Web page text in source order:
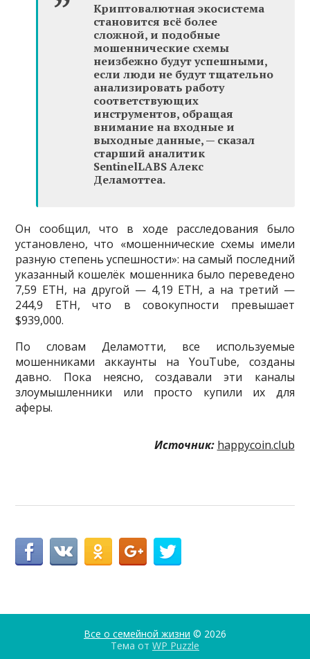
Криптовалютная экосистема
становится всё более
сложной, и подобные
мошеннические схемы
неизбежно будут успешными,
если люди не будут тщательно
анализировать работу
соответствующих
инструментов, обращая
внимание на входные и
выходные данные, — сказал
старший аналитик
SentinelLABS Алекс
Деламоттеа.
Он сообщил, что в ходе расследования было
установлено, что «мошеннические схемы имели
разную степень успешности»: на самый последний
указанный кошелёк мошенника было переведено
7,59 ETH, на другой — 4,19 ETH, а на третий —
244,9 ETH, что в совокупности превышает
$939,000.
По словам Деламотти, все используемые
мошенниками аккаунты на YouTube, созданы
давно. Пока неясно, создавали эти каналы
злоумышленники или просто купили их для
аферы.
Источник: happycoin.club
Все о семейной жизни © 2026
Тема от WP Puzzle